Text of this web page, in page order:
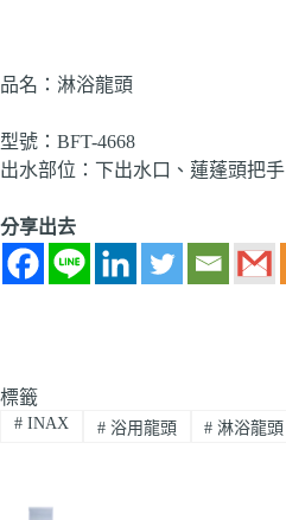
品名：淋浴龍頭
型號：BFT-4668
出水部位：下出水口、蓮蓬頭把手
分享出去
標籤
#INAX #浴用龍頭 # 淋浴龍頭